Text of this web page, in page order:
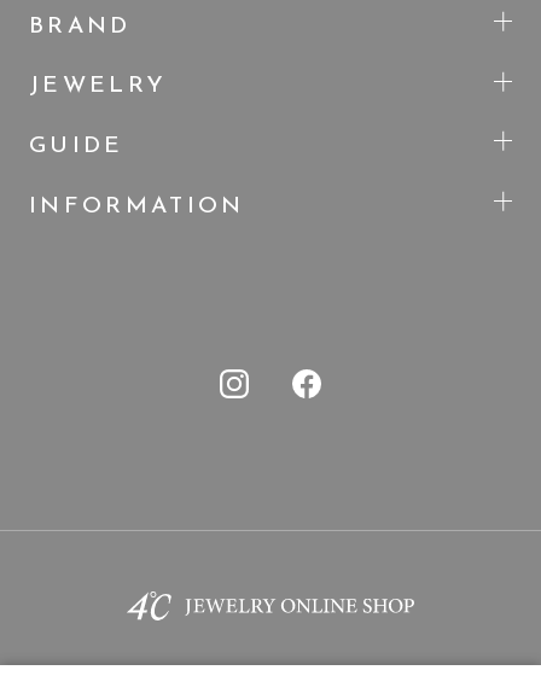
BRAND
JEWELRY
GUIDE
INFORMATION